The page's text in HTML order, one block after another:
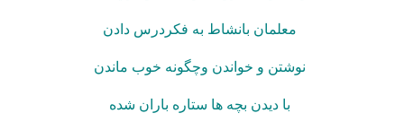
معلمان بانشاط به فكردرس دادن
نوشتن و خواندن وچگونه خوب ماندن
با ديدن بچه ها ستاره باران شده